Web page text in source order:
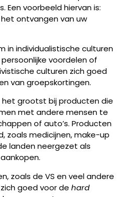
Een voorbeeld hiervan is:
ontvangen van uw
in individualistische culturen
voordelen of
culturen zich goed
van groepskortingen.
het grootst bij producten die
met andere mensen te
of auto’s. Producten
zoals medicijnen, make-up
landen neergezet als
zoals de VS en veel andere
goed voor de hard